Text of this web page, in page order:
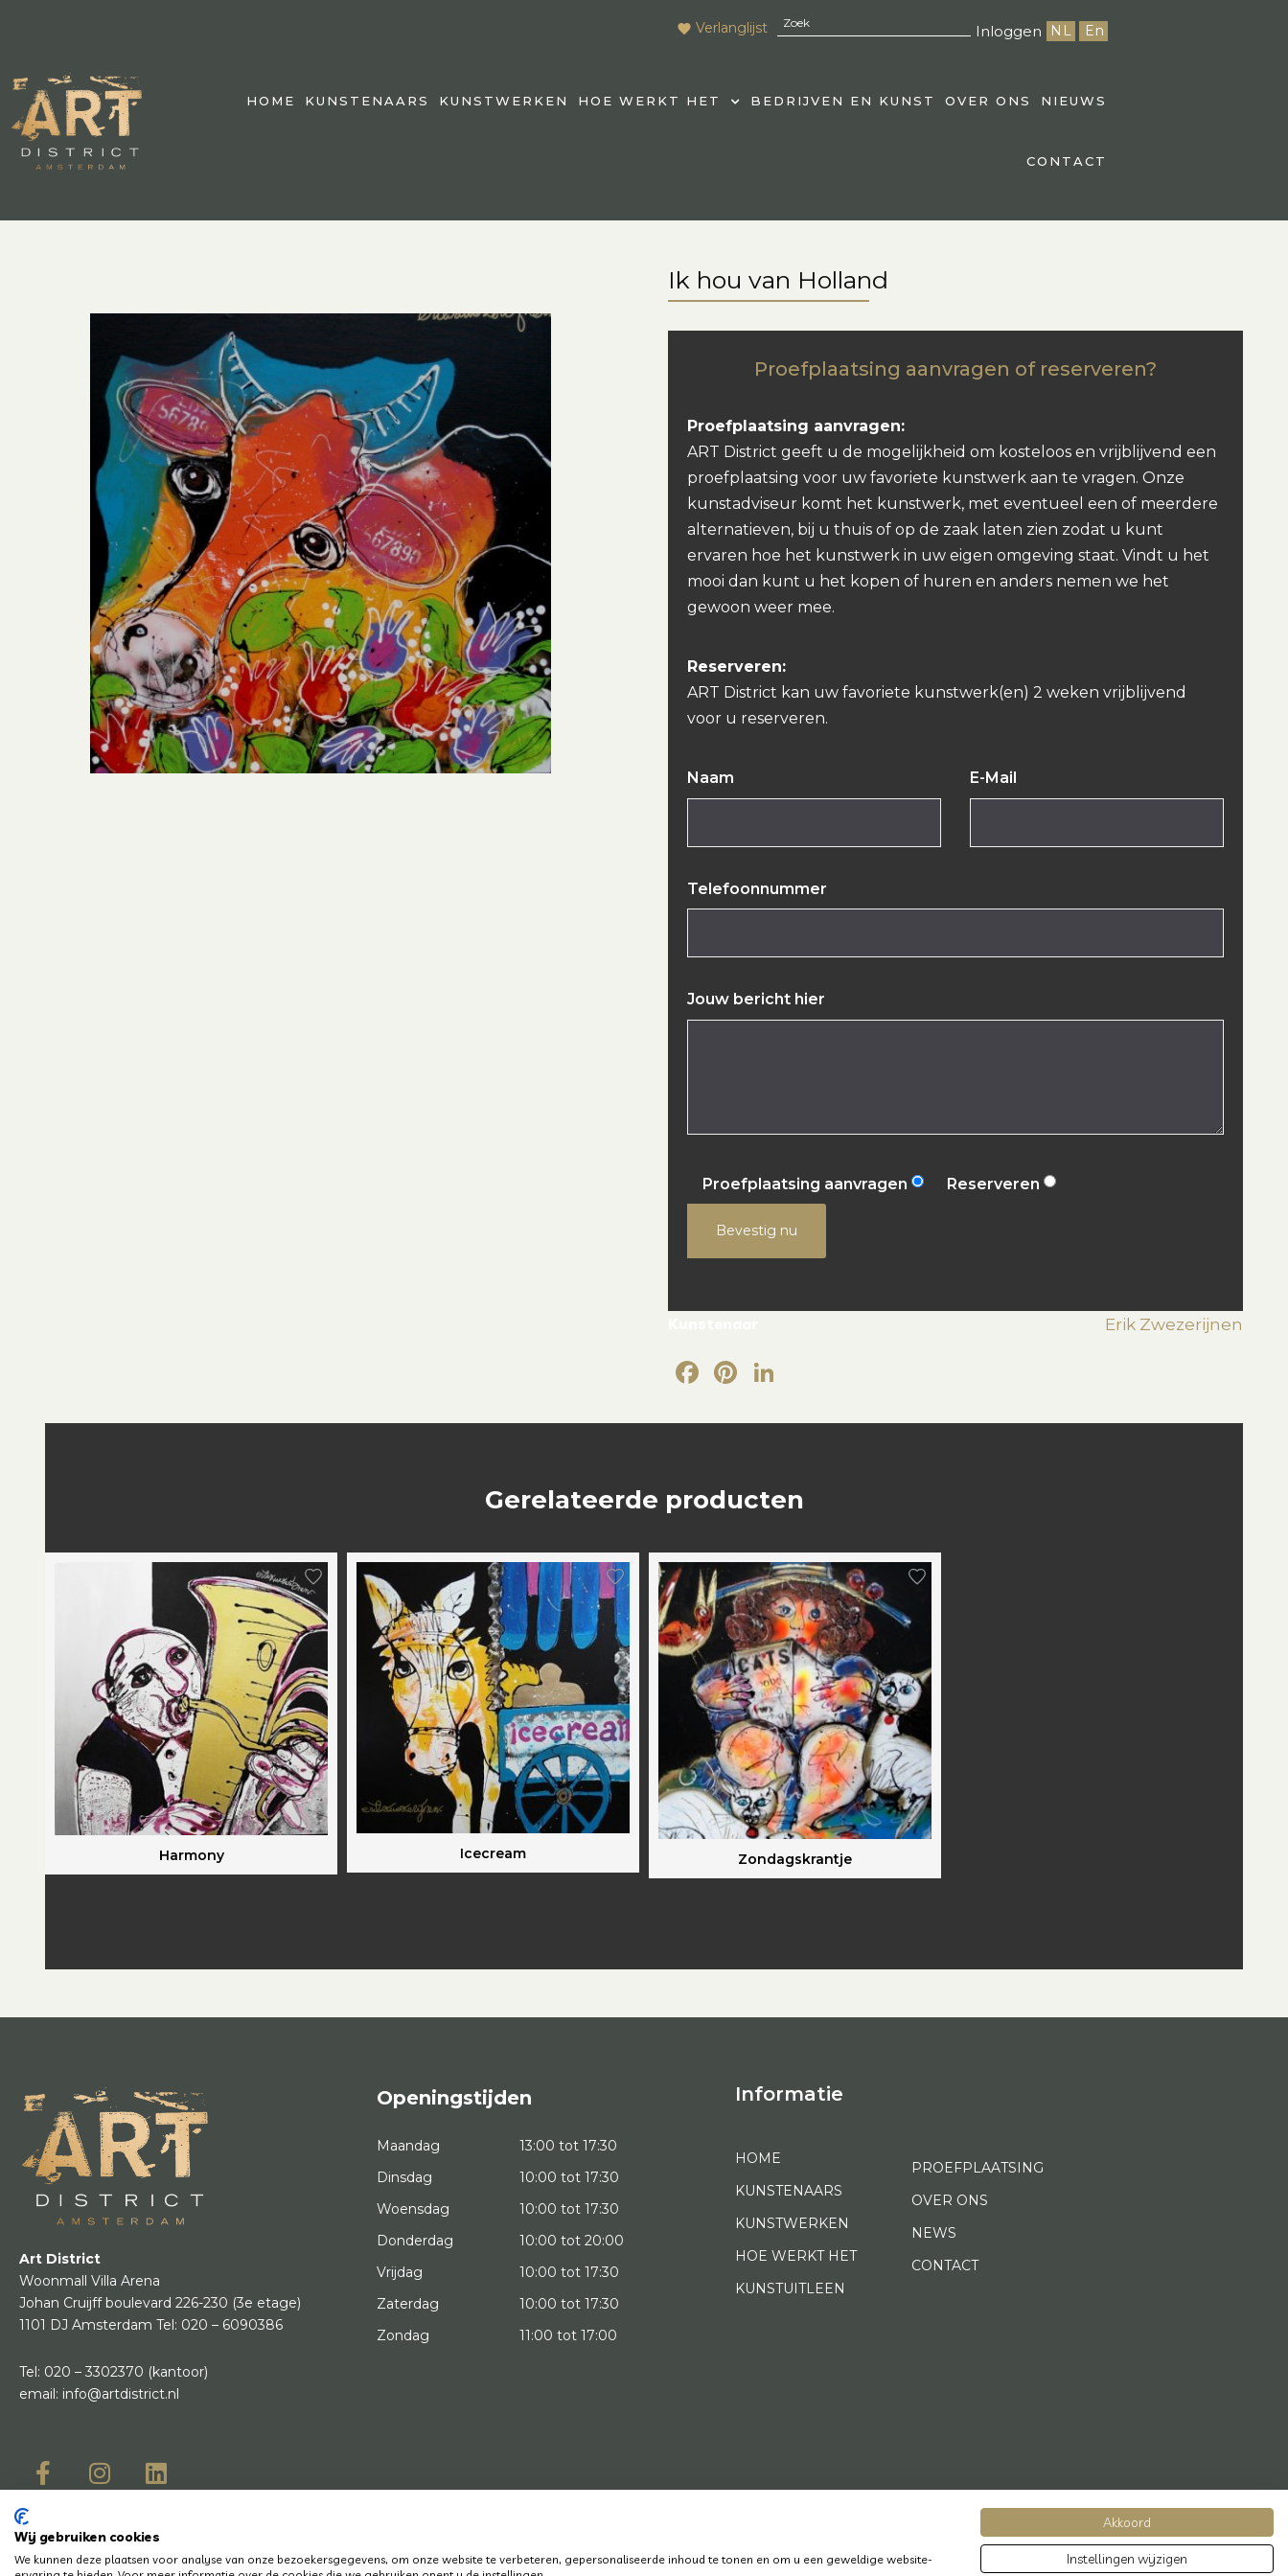
Verlanglijst Inloggen NL En
HOME KUNSTENAARS KUNSTWERKEN HOE WERKT HET BEDRIJVEN EN KUNST OVER ONS NIEUWS
CONTACT
Ik hou van Holland
Proefplaatsing aanvragen of reserveren?
Proefplaatsing aanvragen:
ART District geeft u de mogelijkheid om kosteloos en vrijblijvend een
proefplaatsing voor uw favoriete kunstwerk aan te vragen. Onze
kunstadviseur komt het kunstwerk, met eventueel een of meerdere
alternatieven, bij u thuis of op de zaak laten zien zodat u kunt
ervaren hoe het kunstwerk in uw eigen omgeving staat. Vindt u het
mooi dan kunt u het kopen of huren en anders nemen we het
gewoon weer mee.
Reserveren:
ART District kan uw favoriete kunstwerk(en) 2 weken vrijblijvend
voor u reserveren.
Naam E-Mail
Telefoonnummer
Jouw bericht hier
Proefplaatsing aanvragen Reserveren
Bevestig nu
Erik Zwezerijnen
Facebook
Pinterest
Gerelateerde producten
Harmony Icecream Zondagskrantje
Art District
Woonmall Villa Arena
Johan Cruijff boulevard 226-230 (3e etage)
1101 DJ Amsterdam Tel: 020 – 6090386
Tel: 020 – 3302370 (kantoor)
email: info@artdistrict.nl
Openingstijden
Maandag
13:00 tot 17:30
Dinsdag
10:00 tot 17:30
Woensdag
10:00 tot 17:30
Donderdag
10:00 tot 20:00
Vrijdag
10:00 tot 17:30
Zaterdag
10:00 tot 17:30
Zondag
11:00 tot 17:00
Informatie
HOME
KUNSTENAARS
KUNSTWERKEN
HOE WERKT HET
KUNSTUITLEEN
PROEFPLAATSING
OVER ONS
NEWS
CONTACT
Wij gebruiken cookies
We kunnen deze plaatsen voor analyse van onze bezoekersgegevens, om onze website te verbeteren, gepersonaliseerde inhoud te tonen en om u een geweldige website-
Akkoord
Instellingen wijzigen